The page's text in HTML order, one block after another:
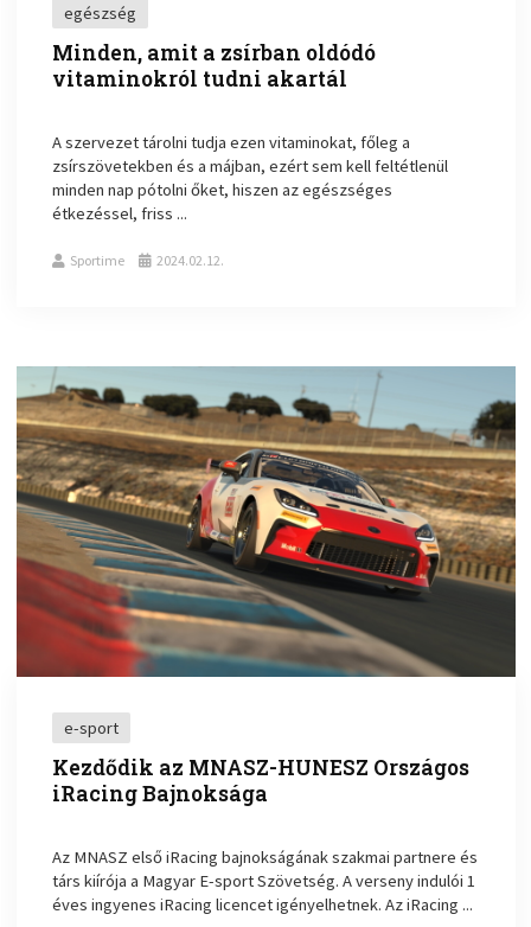
egészség
Minden, amit a zsírban oldódó
vitaminokról tudni akartál
A szervezet tárolni tudja ezen vitaminokat, főleg a
zsírszövetekben és a májban, ezért sem kell feltétlenül
minden nap pótolni őket, hiszen az egészséges
étkezéssel, friss ...
Sportime 2024.02.12.
e-sport
Kezdődik az MNASZ-HUNESZ Országos
iRacing Bajnoksága
Az MNASZ első iRacing bajnokságának szakmai partnere és
társ kiírója a Magyar E-sport Szövetség. A verseny indulói 1
éves ingyenes iRacing licencet igényelhetnek. Az iRacing ...